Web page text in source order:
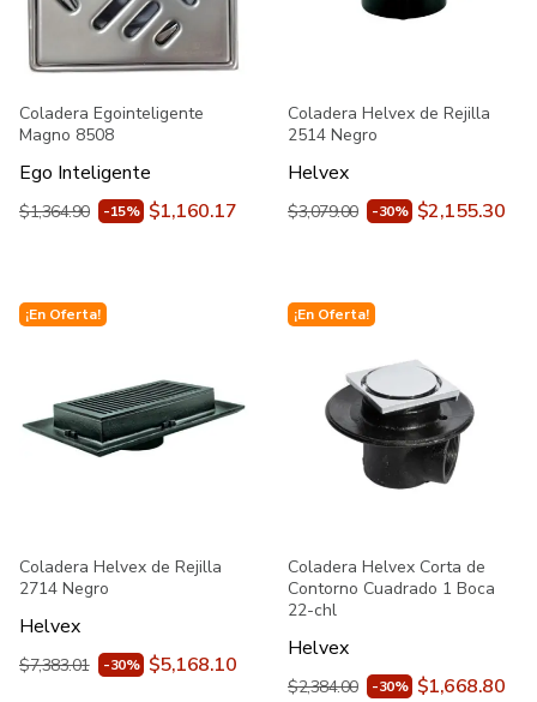
Coladera Egointeligente
Magno 8508
Ego Inteligente
$1,364.90 -15% $1,160.17
Coladera Helvex de Rejilla
2514 Negro
Helvex
$3,079.00 -30% $2,155.30
¡En Oferta!
Coladera Helvex de Rejilla
2714 Negro
Helvex
$7,383.01 -30% $5,168.10
¡En Oferta!
Coladera Helvex Corta de
Contorno Cuadrado 1 Boca
22-chl
Helvex
$2,384.00 -30% $1,668.80